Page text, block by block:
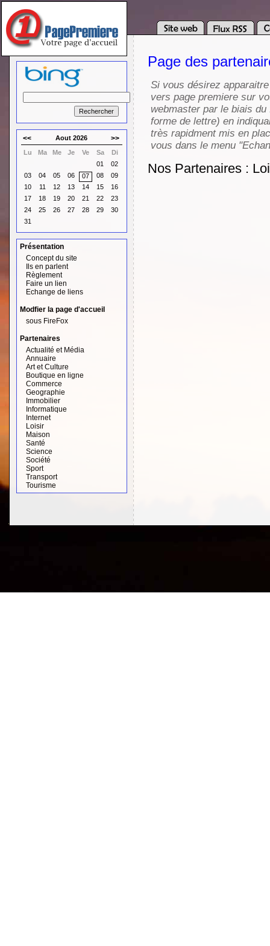
<< Aout 2026 >>
Lu Ma Me Je Ve Sa
Di
01
02
03
04 05 06 07 08
09
10
11 12 13 14 15
16
17
18 19 20 21 22
23
24
25 26 27 28 29
30
31
Présentation
Concept du site
Ils en parlent
Règlement
Faire un lien
Echange de liens
Modfier la page d'accueil
sous FireFox
Partenaires
Actualité et Média
Annuaire
Art et Culture
Boutique en ligne
Commerce
Geographie
Immobilier
Informatique
Internet
Loisir
Maison
Santé
Science
Société
Sport
Transport
Tourisme
Page des
Si vous désirez
vers page premiere sur
webmaster par le biais
forme de lettre) en
très rapidment mis en
vous dans le menu
Nos Partenaires :